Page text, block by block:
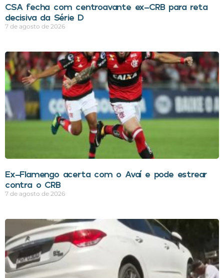
CSA fecha com centroavante ex-CRB para reta
decisiva da Série D
7 de agosto de 2026
Ex-Flamengo acerta com o Avaí e pode estrear
contra o CRB
7 de agosto de 2026